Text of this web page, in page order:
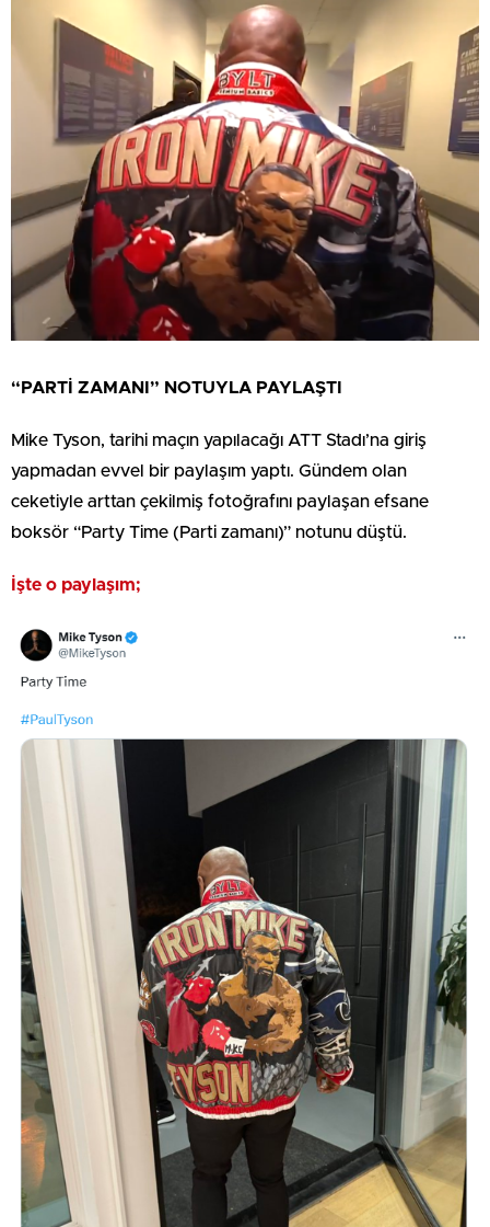
“PARTİ ZAMANI” NOTUYLA PAYLAŞTI
Mike Tyson, tarihi maçın yapılacağı ATT Stadı’na giriş
yapmadan evvel bir paylaşım yaptı. Gündem olan
ceketiyle arttan çekilmiş fotoğrafını paylaşan efsane
boksör “Party Time (Parti zamanı)” notunu düştü.
İşte o paylaşım;